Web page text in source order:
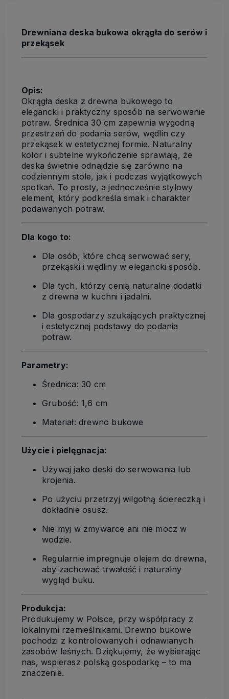
Drewniana deska bukowa okrągła do serów i
przekąsek
Opis:
Okrągła deska z drewna bukowego to
elegancki i praktyczny sposób na serwowanie
potraw. Średnica 30 cm zapewnia wygodną
przestrzeń do podania serów, wędlin czy
przekąsek w estetycznej formie. Naturalny
kolor i subtelne wykończenie sprawiają, że
deska świetnie odnajdzie się zarówno na
codziennym stole, jak i podczas wyjątkowych
spotkań. To prosty, a jednocześnie stylowy
element, który podkreśla smak i charakter
podawanych potraw.
Dla kogo to:
Dla osób, które chcą serwować sery,
przekąski i wędliny w elegancki sposób.
Dla tych, którzy cenią naturalne dodatki
z drewna w kuchni i jadalni.
Dla gospodarzy szukających praktycznej
i estetycznej podstawy do podania
potraw.
Parametry:
Średnica: 30 cm
Grubość: 1,6 cm
Materiał: drewno bukowe
Użycie i pielęgnacja:
Używaj jako deski do serwowania lub
krojenia.
Po użyciu przetrzyj wilgotną ściereczką i
dokładnie osusz.
Nie myj w zmywarce ani nie mocz w
wodzie.
Regularnie impregnuje olejem do drewna,
aby zachować trwałość i naturalny
wygląd buku.
Produkcja:
Produkujemy w Polsce, przy współpracy z
lokalnymi rzemieślnikami. Drewno bukowe
pochodzi z kontrolowanych i odnawianych
zasobów leśnych. Dziękujemy, że wybierając
nas, wspierasz polską gospodarkę – to ma
znaczenie.